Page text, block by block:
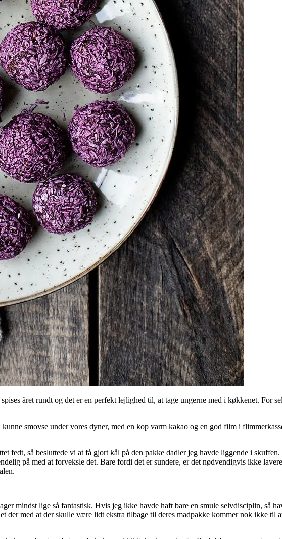
året rundt og det er en perfekt lejlighed til, at tage ungerne med i køkkenet. For
smovse under vores dyner, med en kop varm kakao og en god film i
fedt, så besluttede vi at få gjort kål på den pakke dadler jeg havde liggende i
på med at forveksle det. Bare fordi det er sundere, er det nødvendigvis ikke
mindst lige så fantastisk. Hvis jeg ikke havde haft bare en smule selvdisciplin, så
der med at der skulle være lidt ekstra tilbage til deres madpakke kommer nok ikke til